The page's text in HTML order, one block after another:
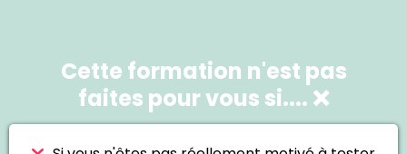
Cette formation n'est pas
faites pour vous si.... ❌